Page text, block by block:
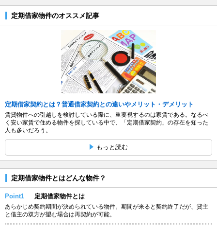
定期借家物件のオススメ記事
定期借家契約とは？普通借家契約との違いやメリット・デメリット
賃貸物件への引越しを検討している際に、重要視するのは家賃である。なるべ
く安い家賃で住める物件を探している中で、「定期借家契約」の存在を知った
人も多いだろう。...
もっと読む
定期借家物件とはどんな物件？
Point1 定期借家物件とは
あらかじめ契約期間が決められている物件。期間が来ると契約終了だが、貸主
と借主の双方が望む場合は再契約が可能。